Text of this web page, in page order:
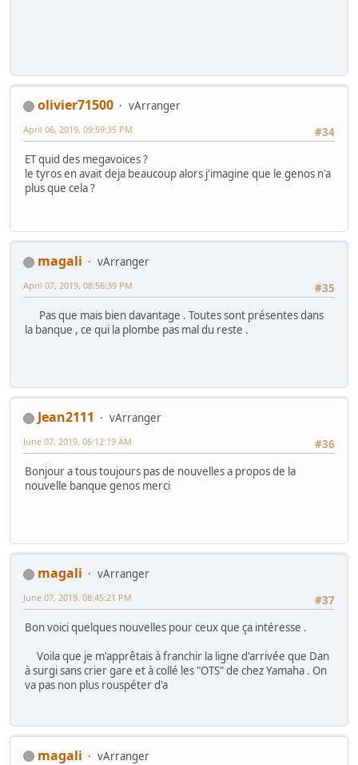
olivier71500
vArranger
#34
April 06, 2019, 09:59:35 PM
ET quid des megavoices ?
le tyros en avait deja beaucoup alors j'imagine que le genos n'a
plus que cela ?
magali
vArranger
#35
April 07, 2019, 08:56:39 PM
Pas que mais bien davantage . Toutes sont présentes dans
la banque , ce qui la plombe pas mal du reste .
Jean2111
vArranger
#36
June 07, 2019, 06:12:19 AM
Bonjour a tous toujours pas de nouvelles a propos de la
nouvelle banque genos merci
magali
vArranger
#37
June 07, 2019, 08:45:21 PM
Bon voici quelques nouvelles pour ceux que ça intéresse .
Voila que je m'apprêtais à franchir la ligne d'arrivée que Dan
à surgi sans crier gare et à collé les "OTS" de chez Yamaha . On
va pas non plus rouspéter d'a
magali
vArranger